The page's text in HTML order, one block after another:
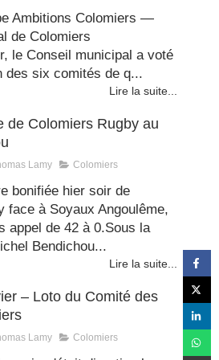
Ambitions Colomiers —
de Colomiers
le Conseil municipal a voté
des six comités de q...
Lire la suite...
de Colomiers Rugby au
Lamy Colomiers
bonifiée hier soir de
face à Soyaux Angoulême,
appel de 42 à 0.Sous la
Bendichou...
Lire la suite...
– Loto du Comité des
Lamy Colomiers